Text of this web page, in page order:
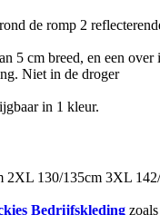
de romp 2
5 cm breed, en een
Niet in de droger
in 1 kleur.
2XL 130/135cm 3XL
Bedrijfskleding zoals